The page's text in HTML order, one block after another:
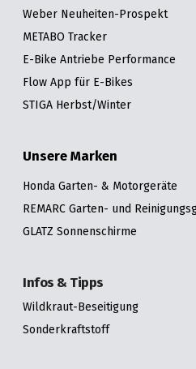
Weber Neuheiten-Prospekt
METABO Tracker
E-Bike Antriebe Performance
Flow App für E-Bikes
STIGA Herbst/Winter
Unsere Marken
Honda Garten- & Motorgeräte
REMARC Garten- und
GLATZ Sonnenschirme
Infos & Tipps
Wildkraut-Beseitigung
Sonderkraftstoff